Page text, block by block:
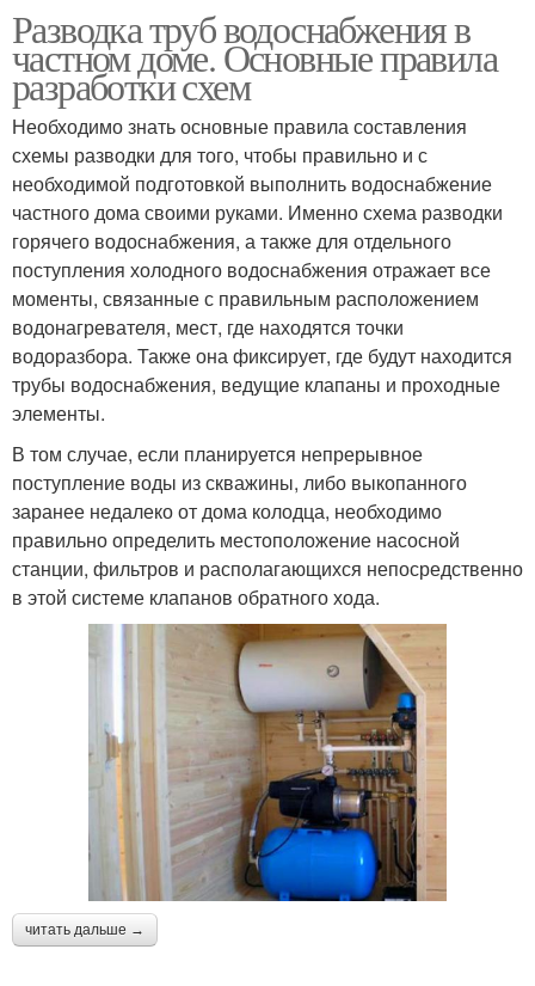
Разводка труб водоснабжения в
частном доме. Основные правила
разработки схем
Необходимо знать основные правила составления
схемы разводки для того, чтобы правильно и с
необходимой подготовкой выполнить водоснабжение
частного дома своими руками. Именно схема разводки
горячего водоснабжения, а также для отдельного
поступления холодного водоснабжения отражает все
моменты, связанные с правильным расположением
водонагревателя, мест, где находятся точки
водоразбора. Также она фиксирует, где будут находится
трубы водоснабжения, ведущие клапаны и проходные
элементы.
В том случае, если планируется непрерывное
поступление воды из скважины, либо выкопанного
заранее недалеко от дома колодца, необходимо
правильно определить местоположение насосной
станции, фильтров и располагающихся непосредственно
в этой системе клапанов обратного хода.
читать дальше →